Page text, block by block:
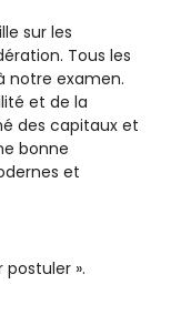
sur les
Tous les
notre examen.
et de la
des capitaux et
bonne
et
».